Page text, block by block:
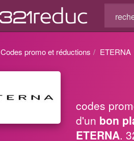
Codes promo et réductions ETERNA
codes
d'un bon
ETERNA.